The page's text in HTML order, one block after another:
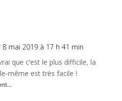
8 mai 2019 à 17 h 41 min
que c’est le plus difficile, la
même est très facile !